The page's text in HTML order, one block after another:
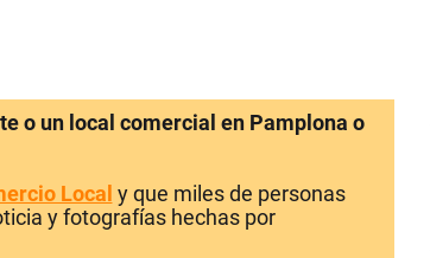
o un local comercial en Pamplona o
Local y que miles de personas
y fotografías hechas por